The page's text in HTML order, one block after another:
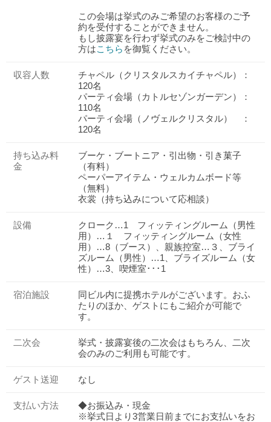
おトクな特典つきフェア
8/9 残◯
【来館特典①】ギフト最大3万円分贈呈
この会場は挙式のみご希望のお客様のご予
約を受付することができません。
もし披露宴を行わず挙式のみをご検討中の
方はこちら を御覧ください。
収容人数
チャペル（クリスタルスカイチャペル）：
120名
パーティ会場（カトルセゾンガーデン）：
110名
パーティ会場（ノヴェルクリスタル） ：
120名
持ち込み料
金
ブーケ・ブートニア・引出物・引き菓子
（有料）
ペーパーアイテム・ウェルカムボード等
（無料）
衣裳（持ち込みについて応相談）
設備
クローク…1 フィッティングルーム（男性
用）…１ フィッティングルーム（女性
用）…8（ブース）、親族控室…３、ブライ
ズルーム（男性）…1、ブライズルーム（女
性）…3、喫煙室･･･1
宿泊施設
同ビル内に提携ホテルがございます。おふ
たりのほか、ゲストにもご紹介が可能で
す。
二次会
挙式・披露宴後の二次会はもちろん、二次
会のみのご利用も可能です。
ゲスト送迎 なし
支払い方法
◆お振込み・現金
※挙式日より3営業日前までにお支払いをお